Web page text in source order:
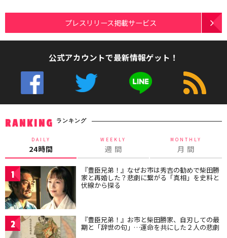
プレスリリース掲載サービス
公式アカウントで最新情報ゲット！
RANKING ランキング
DAILY
24時間
WEEKLY
週 間
MONTHLY
月 間
1 『豊臣兄弟！』なぜお市は秀吉の勧めで柴田勝
家と再婚した？悲劇に繋がる「真相」を史料と
伏線から探る
2 『豊臣兄弟！』お市と柴田勝家、自刃しての最
期と「辞世の句」…運命を共にした２人の悲劇